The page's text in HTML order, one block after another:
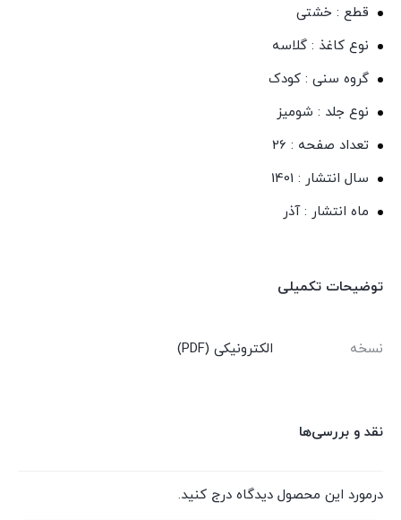
قطع : خشتی
نوع کاغذ : گلاسه
گروه سنی : کودک
نوع جلد : شومیز
تعداد صفحه : 26
سال انتشار : 1401
ماه انتشار : آذر
توضیحات تکمیلی
نسخه الکترونیکی (PDF)
نقد و بررسی‌ها
درمورد این محصول دیدگاه درج کنید.